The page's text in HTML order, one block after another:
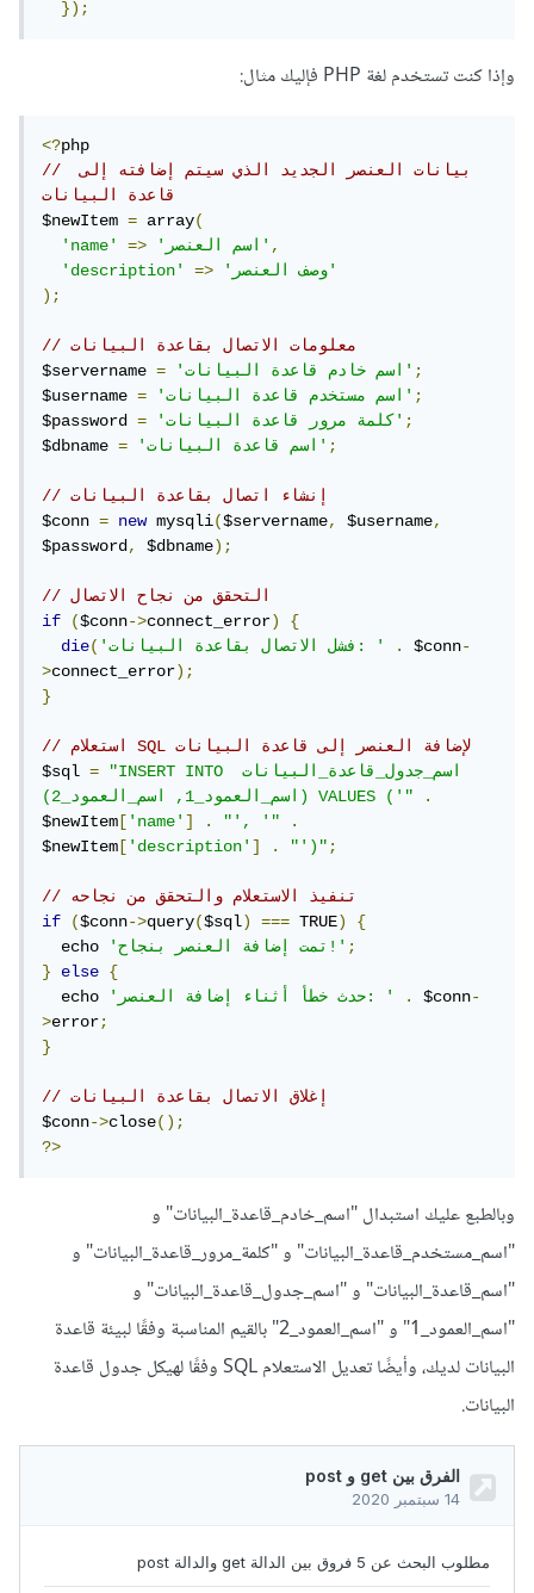
});
وإذا كنت تستخدم لغة PHP فإليك مثال:
<?
// بيانات العنصر الجديد الذي سيتم إضافته إلى
قاعدة البيانات
$newItem = array(
'name'
=> 'اسم العنصر',
'description'
=>
'وصف العنصر'
);
// معلومات الاتصال بقاعدة البيانات
$servername = 'اسم خادم قاعدة البيانات';
$username = 'اسم مستخدم قاعدة البيانات';
$password = 'كلمة مرور قاعدة البيانات';
$dbname = 'اسم قاعدة البيانات';
// إنشاء اتصال بقاعدة البيانات
$conn = new mysqli($servername, $username,
$password, $dbname);
// التحقق من نجاح الاتصال
if
($conn->connect_error)
{
die( 'فشل الاتصال بقاعدة البيانات: ' . $conn-
>connect_error);
}
// استعلام SQL لإضافة العنصر إلى قاعدة البيانات
$sql =
"INSERT INTO اسم_جدول_قاعدة_البيانات
(اسم_العمود_1, اسم_العمود_2) VALUES ('"
.
$newItem ['name'] . "', '"
.
$newItem ['description'] . "')";
// تنفيذ الاستعلام والتحقق من نجاحه
if
($conn->query($sql) === TRUE)
{
  echo
'تمت إضافة العنصر بنجاح!';
}
else
{
  echo
'حدث خطأ أثناء إضافة العنصر: ' . $conn-
>error;
}
// إغلاق الاتصال بقاعدة البيانات
$conn->close();
?>
وبالطبع عليك استبدال "اسم_خادم_قاعدة_البيانات" و
"اسم_مستخدم_قاعدة_البيانات" و "كلمة_مرور_قاعدة_البيانات" و
"اسم_قاعدة_البيانات" و "اسم_جدول_قاعدة_البيانات" و
"اسم_العمود_1" و "اسم_العمود_2" بالقيم المناسبة وفقًا لبيئة قاعدة
البيانات لديك، وأيضًا تعديل الاستعلام SQL وفقًا لهيكل جدول قاعدة
البيانات.